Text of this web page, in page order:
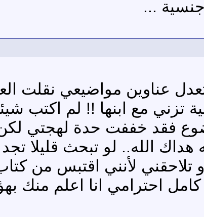
...
تعدل عناوين مواضيعي نقلت
تزني مع ابنها !! لم اكتب
فقد خففت حدة لهجتي لكن
هداك الله.. لو تبحث قليلا
و تلاحقني لأنني اقتبس من
احترامي انا اعلم منك